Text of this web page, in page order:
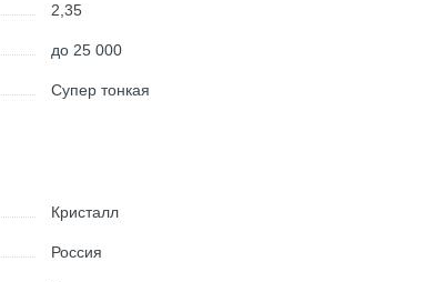
2,35
до 25 000
Супер тонкая
Кристалл
Россия